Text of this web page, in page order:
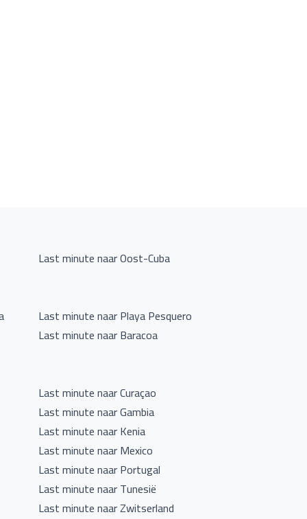
Last minute naar Oost-Cuba
Last minute naar Playa Pesquero
Last minute naar Baracoa
Last minute naar Curaçao
Last minute naar Gambia
Last minute naar Kenia
Last minute naar Mexico
Last minute naar Portugal
Last minute naar Tunesië
Last minute naar Zwitserland